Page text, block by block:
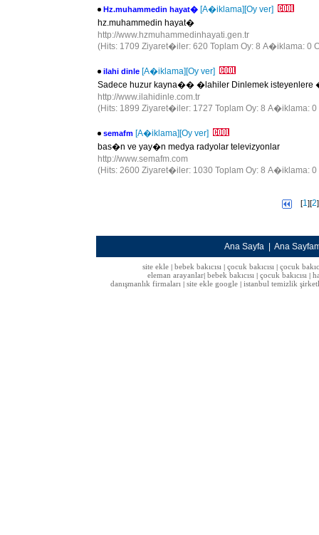
Hz.muhammedin hayat� [A�iklama][Oy ver]
hz.muhammedin hayat�
http://www.hzmuhammedinhayati.gen.tr
(Hits: 1709 Ziyaret�iler: 620 Toplam Oy: 8 A�iklama: 0
ilahi dinle [A�iklama][Oy ver]
Sadece huzur kayna�� �lahiler Dinlemek isteyenlere
http://www.ilahidinle.com.tr
(Hits: 1899 Ziyaret�iler: 1727 Toplam Oy: 8 A�iklama:
semafm [A�iklama][Oy ver]
bas�n ve yay�n medya radyolar televizyonlar
http://www.semafm.com
(Hits: 2600 Ziyaret�iler: 1030 Toplam Oy: 8 A�iklama:
[1][2
Ana Sayfa Ana
site ekle| bebek bakıcısı| çocuk bakıcısı| çocuk
eleman arayanlar bebek bakıcısı çocuk bakıcısı
danışmanlık firmaları
site ekle google istanbul temizlik